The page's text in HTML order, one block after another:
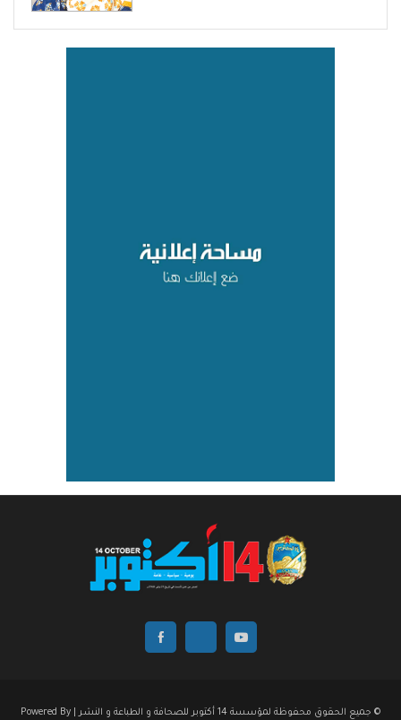
© جميع الحقوق محفوظة لمؤسسة 14 أكتوبر للصحافة و الطباعة و النشر | Powered By